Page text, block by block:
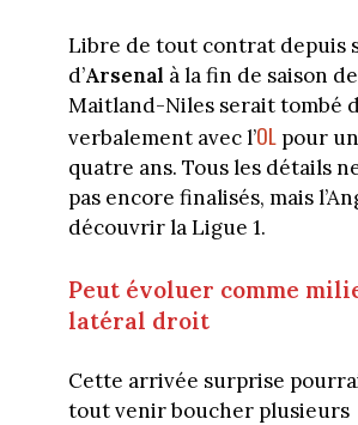
Libre de tout contrat depuis
d’Arsenal à la fin de saison
Maitland-Niles serait tombé
verbalement avec l’OLpour
quatre ans. Tous les détails
pas encore finalisés, mais
découvrir la Ligue 1.
Peut évoluer comme
latéral droit
Cette arrivée surprise
tout venir boucher plusieurs